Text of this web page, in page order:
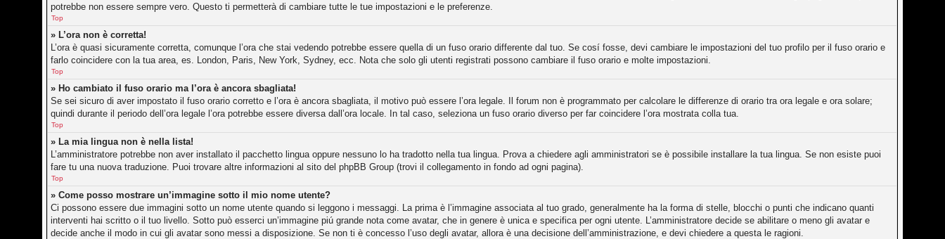
potrebbe non essere sempre vero. Questo ti permetterà di cambiare tutte le tue impostazioni e le preferenze.
Top
» L’ora non è corretta!
L’ora è quasi sicuramente corretta, comunque l’ora che stai vedendo potrebbe essere quella di un fuso orario differente dal tuo. Se cosí fosse, devi cambiare le impostazioni del tuo profilo per il fuso orario e
farlo coincidere con la tua area, es. London, Paris, New York, Sydney, ecc. Nota che solo gli utenti registrati possono cambiare il fuso orario e molte impostazioni.
Top
» Ho cambiato il fuso orario ma l’ora è ancora sbagliata!
Se sei sicuro di aver impostato il fuso orario corretto e l’ora è ancora sbagliata, il motivo può essere l’ora legale. Il forum non è programmato per calcolare le differenze di orario tra ora legale e ora solare;
quindi durante il periodo dell’ora legale l’ora potrebbe essere diversa dall’ora locale. In tal caso, seleziona un fuso orario diverso per far coincidere l’ora mostrata colla tua.
Top
» La mia lingua non è nella lista!
L’amministratore potrebbe non aver installato il pacchetto lingua oppure nessuno lo ha tradotto nella tua lingua. Prova a chiedere agli amministratori se è possibile installare la tua lingua. Se non esiste puoi
fare tu una nuova traduzione. Puoi trovare altre informazioni al sito del phpBB Group (trovi il collegamento in fondo ad ogni pagina).
Top
» Come posso mostrare un’immagine sotto il mio nome utente?
Ci possono essere due immagini sotto un nome utente quando si leggono i messaggi. La prima è l’immagine associata al tuo grado, generalmente ha la forma di stelle, blocchi o punti che indicano quanti
interventi hai scritto o il tuo livello. Sotto può esserci un’immagine piú grande nota come avatar, che in genere è unica e specifica per ogni utente. L’amministratore decide se abilitare o meno gli avatar e
decide anche il modo in cui gli avatar sono messi a disposizione. Se non ti è concesso l’uso degli avatar, allora è una decisione dell’amministrazione, e devi chiedere a questa le ragioni.